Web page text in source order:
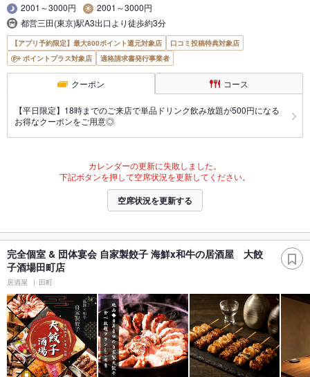
2001～3000円
2001～3000円
都営三田(東京)駅A3出口より徒歩約3分
【アプリ予約限定】最大800ポイント還元対象店
口コミ投稿特典対象店
ポイントプラス対象店
適格請求書発行事業者
クーポン コース
【平日限定】18時までのご来店で単品ドリンク飲み放題が500円になる
お得なクーポンをご用意◎
カレンダーの更新に失敗しました。
下記ボタンを押して空席状況を更新してください。
空席状況を更新する
完全個室 & 団体宴会 自家製餃子 海鮮x和牛の居酒屋 大餃
子酒場田町店
居酒屋 田町